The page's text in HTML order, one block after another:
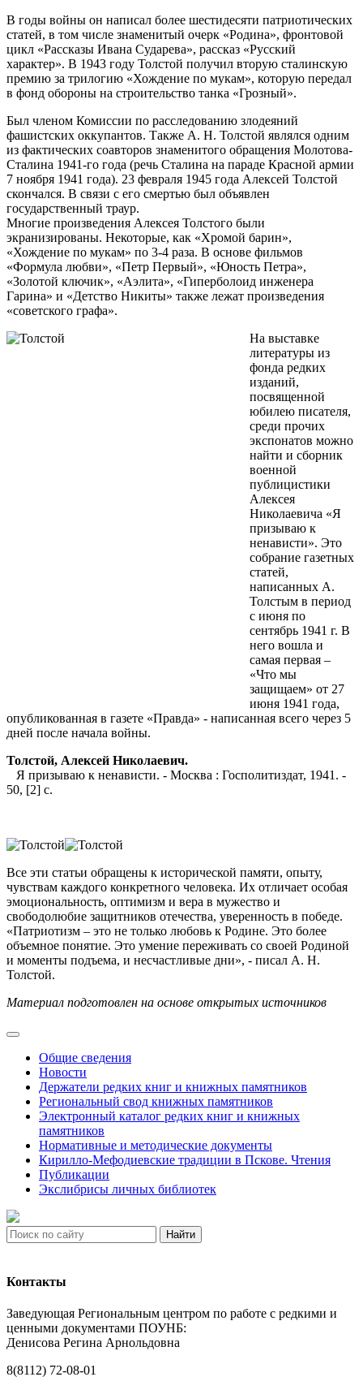
В годы войны он написал более шестидесяти патриотических
статей, в том числе знаменитый очерк «Родина», фронтовой
цикл «Рассказы Ивана Сударева», рассказ «Русский
характер». В 1943 году Толстой получил вторую сталинскую
премию за трилогию «Хождение по мукам», которую передал
в фонд обороны на строительство танка «Грозный».
Был членом Комиссии по расследованию злодеяний
фашистских оккупантов. Также А. Н. Толстой являлся одним
из фактических соавторов знаменитого обращения Молотова-
Сталина 1941-го года (речь Сталина на параде Красной армии
7 ноября 1941 года). 23 февраля 1945 года Алексей Толстой
скончался. В связи с его смертью был объявлен
государственный траур.
Многие произведения Алексея Толстого были
экранизированы. Некоторые, как «Хромой барин»,
«Хождение по мукам» по 3-4 раза. В основе фильмов
«Формула любви», «Петр Первый», «Юность Петра»,
«Золотой ключик», «Аэлита», «Гиперболоид инженера
Гарина» и «Детство Никиты» также лежат произведения
«советского графа».
На выставке
литературы из
фонда редких
изданий,
посвященной
юбилею писателя,
среди прочих
экспонатов можно
найти и сборник
военной
публицистики
Алексея
Николаевича «Я
призываю к
ненависти». Это
собрание газетных
статей,
написанных А.
Толстым в период
с июня по
сентябрь 1941 г. В
него вошла и
самая первая –
«Что мы
защищаем» от 27
июня 1941 года,
опубликованная в газете «Правда» - написанная всего через 5
дней после начала войны.
Толстой, Алексей Николаевич.
Я призываю к ненависти. - Москва : Госполитиздат, 1941. -
50, [2] с.
Все эти статьи обращены к исторической памяти, опыту,
чувствам каждого конкретного человека. Их отличает особая
эмоциональность, оптимизм и вера в мужество и
свободолюбие защитников отечества, уверенность в победе.
«Патриотизм – это не только любовь к Родине. Это более
объемное понятие. Это умение переживать со своей Родиной
и моменты подъема, и несчастливые дни», - писал А. Н.
Толстой.
Материал подготовлен на основе открытых источников
Общие сведения
Новости
Держатели редких книг и книжных памятников
Региональный свод книжных памятников
Электронный каталог редких книг и книжных
памятников
Нормативные и методические документы
Кирилло-Мефодиевские традиции в Пскове. Чтения
Публикации
Экслибрисы личных библиотек
Найти
Контакты
Заведующая Региональным центром по работе с редкими и
ценными документами ПОУНБ:
Денисова Регина Арнольдовна
8(8112) 72-08-01